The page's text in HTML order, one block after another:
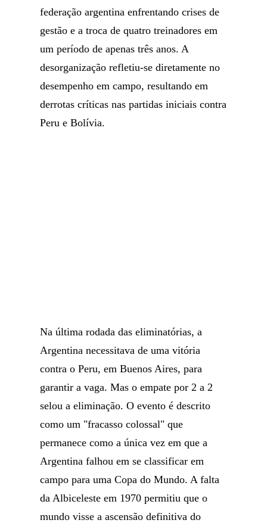
federação argentina enfrentando crises de
gestão e a troca de quatro treinadores em
um período de apenas três anos. A
desorganização refletiu-se diretamente no
desempenho em campo, resultando em
derrotas críticas nas partidas iniciais contra
Peru e Bolívia.
Na última rodada das eliminatórias, a
Argentina necessitava de uma vitória
contra o Peru, em Buenos Aires, para
garantir a vaga. Mas o empate por 2 a 2
selou a eliminação. O evento é descrito
como um "fracasso colossal" que
permanece como a única vez em que a
Argentina falhou em se classificar em
campo para uma Copa do Mundo. A falta
da Albiceleste em 1970 permitiu que o
mundo visse a ascensão definitiva do